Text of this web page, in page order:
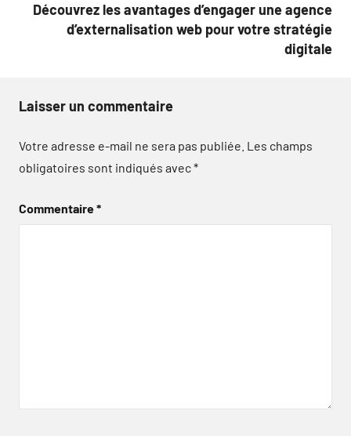
Découvrez les avantages d’engager une agence
d’externalisation web pour votre stratégie
digitale
Laisser un commentaire
Votre adresse e-mail ne sera pas publiée. Les champs
obligatoires sont indiqués avec*
Commentaire*